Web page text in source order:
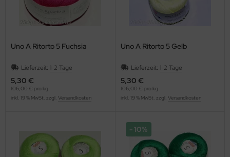
Uno A Ritorto 5 Fuchsia
Lieferzeit: 1-2 Tage
5,30 €
106,00 € pro kg
inkl. 19 % MwSt. zzgl. Versandkosten
Uno A Ritorto 5 Gelb
Lieferzeit: 1-2 Tage
5,30 €
106,00 € pro kg
inkl. 19 % MwSt. zzgl. Versandkosten
10%